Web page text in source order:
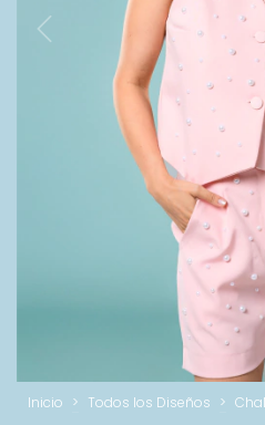
Inicio > Todos los Diseños >